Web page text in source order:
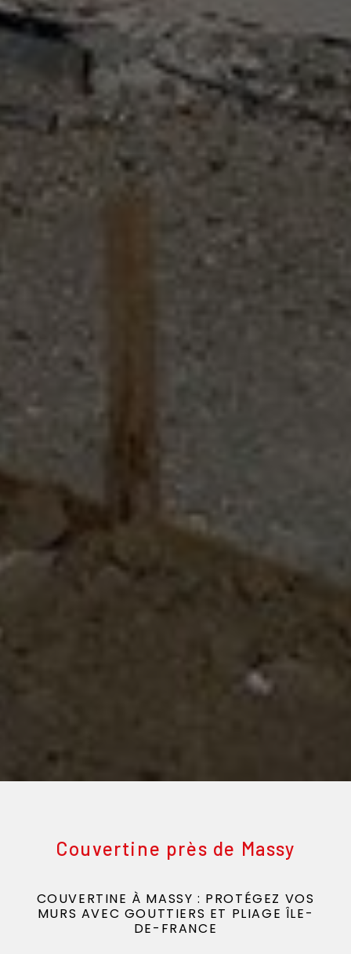
Couvertine près de Massy
COUVERTINE À MASSY : PROTÉGEZ VOS
MURS AVEC GOUTTIERS ET PLIAGE ÎLE-
DE-FRANCE